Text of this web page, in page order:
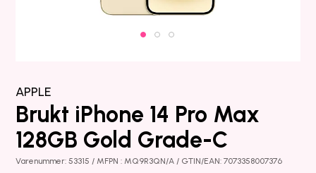
APPLE
Brukt iPhone 14 Pro Max
128GB Gold Grade-C
Varenummer: 53315 / MFPN : MQ9R3QN/A / GTIN/EAN: 7073358007376